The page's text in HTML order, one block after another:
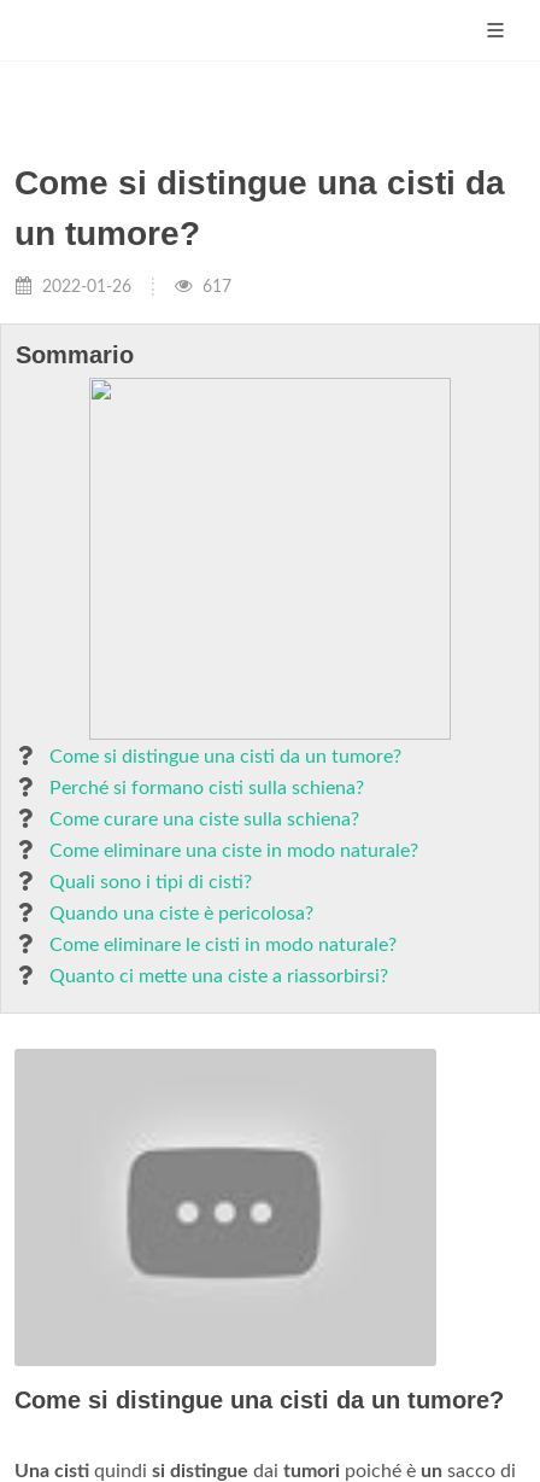
Come si distingue una cisti da
un tumore?
2022-01-26 617
Sommario
Come si distingue una cisti da un tumore?
Perché si formano cisti sulla schiena?
Come curare una ciste sulla schiena?
Come eliminare una ciste in modo naturale?
Quali sono i tipi di cisti?
Quando una ciste è pericolosa?
Come eliminare le cisti in modo naturale?
Quanto ci mette una ciste a riassorbirsi?
Come si distingue una cisti da un tumore?
Una cisti quindi si distingue dai tumori poiché è un sacco di